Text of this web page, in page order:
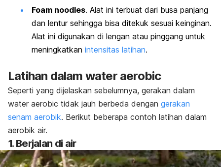
Foam noodles. Alat ini terbuat dari busa panjang
dan lentur sehingga bisa ditekuk sesuai keinginan.
Alat ini digunakan di lengan atau pinggang untuk
meningkatkan intensitas latihan.
Latihan dalam water aerobic
Seperti yang dijelaskan sebelumnya, gerakan dalam
water aerobic tidak jauh berbeda dengan gerakan
senam aerobik. Berikut beberapa contoh latihan dalam
aerobik air.
1. Berjalan di air